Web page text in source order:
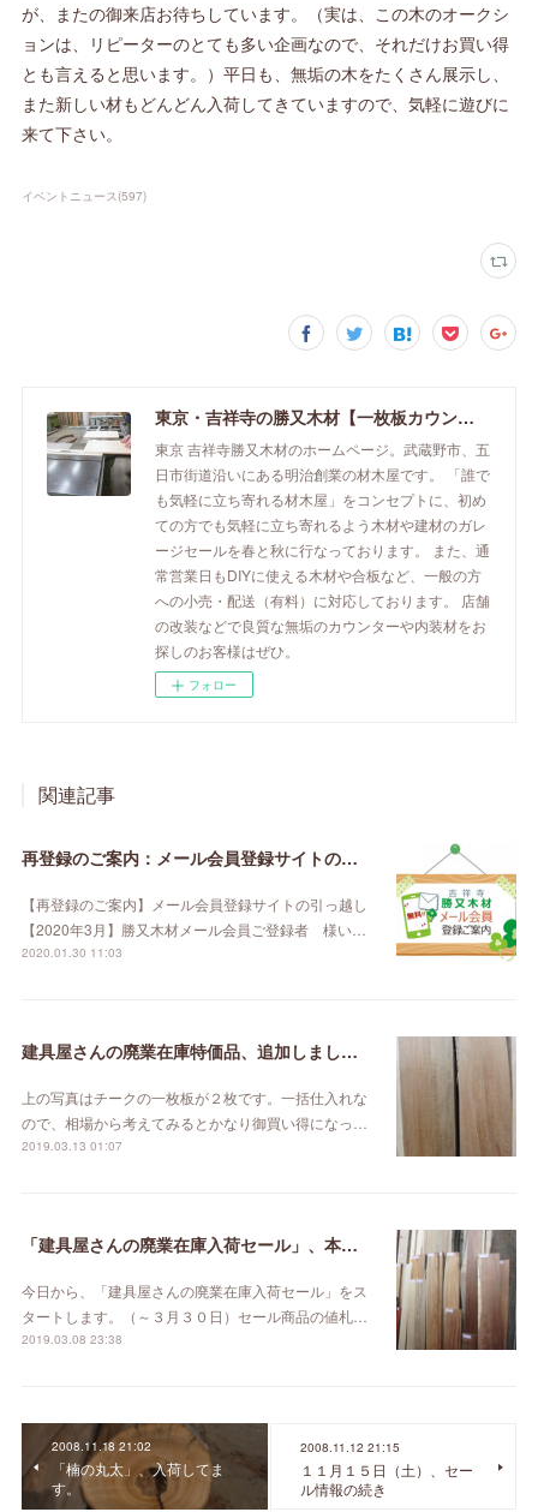
が、またの御来店お待ちしています。（実は、この木のオークシ
ョンは、リピーターのとても多い企画なので、それだけお買い得
とも言えると思います。）平日も、無垢の木をたくさん展示し、
また新しい材もどんどん入荷してきていますので、気軽に遊びに
来て下さい。
イベントニュース(597)
東京・吉祥寺の勝又木材【一枚板カウンター】
東京 吉祥寺勝又木材のホームページ。武蔵野市、五
日市街道沿いにある明治創業の材木屋です。 「誰で
も気軽に立ち寄れる材木屋」をコンセプトに、初め
ての方でも気軽に立ち寄れるよう木材や建材のガレ
ージセールを春と秋に行なっております。 また、通
常営業日もDIYに使える木材や合板など、一般の方
への小売・配送（有料）に対応しております。 店舗
の改装などで良質な無垢のカウンターや内装材をお
探しのお客様はぜひ。
フォロー
関連記事
再登録のご案内：メール会員登録サイトの引っ越し【2020年3月】
【再登録のご案内】メール会員登録サイトの引っ越し
【2020年3月】勝又木材メール会員ご登録者 様い…
2020.01.30 11:03
建具屋さんの廃業在庫特価品、追加しました。
上の写真はチークの一枚板が２枚です。一括仕入れな
ので、相場から考えてみるとかなり御買い得になっ…
2019.03.13 01:07
「建具屋さんの廃業在庫入荷セール」、本日スタート！
今日から、「建具屋さんの廃業在庫入荷セール」をス
タートします。（～３月３０日）セール商品の値札…
2019.03.08 23:38
2008.11.18 21:02
「楠の丸太」、入荷してま
す。
2008.11.12 21:15
１１月１５日（土）、セー
ル情報の続き